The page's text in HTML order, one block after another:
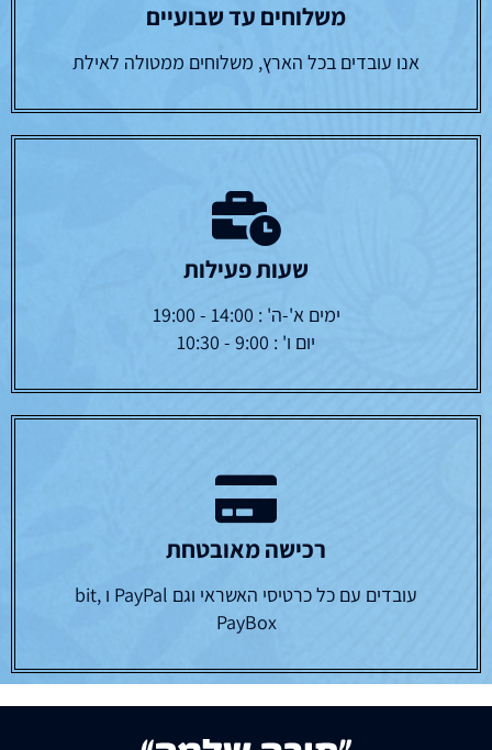
משלוחים עד שבועיים
אנו עובדים בכל הארץ, משלוחים ממטולה לאילת
שעות פעילות
ימים א'-ה' : 14:00 - 19:00
יום ו' : 9:00 - 10:30
רכישה מאובטחת
עובדים עם כל כרטיסי האשראי וגם PayPal ו bit,
PayBox